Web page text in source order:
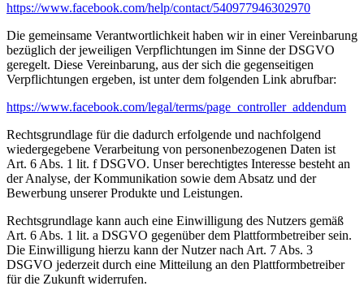
https://www.facebook.com/help/contact/540977946302970
Die gemeinsame Verantwortlichkeit haben wir in einer Vereinbarung
bezüglich der jeweiligen Verpflichtungen im Sinne der DSGVO
geregelt. Diese Vereinbarung, aus der sich die gegenseitigen
Verpflichtungen ergeben, ist unter dem folgenden Link abrufbar:
https://www.facebook.com/legal/terms/page_controller_addendum
Rechtsgrundlage für die dadurch erfolgende und nachfolgend
wiedergegebene Verarbeitung von personenbezogenen Daten ist
Art. 6 Abs. 1 lit. f DSGVO. Unser berechtigtes Interesse besteht an
der Analyse, der Kommunikation sowie dem Absatz und der
Bewerbung unserer Produkte und Leistungen.
Rechtsgrundlage kann auch eine Einwilligung des Nutzers gemäß
Art. 6 Abs. 1 lit. a DSGVO gegenüber dem Plattformbetreiber sein.
Die Einwilligung hierzu kann der Nutzer nach Art. 7 Abs. 3
DSGVO jederzeit durch eine Mitteilung an den Plattformbetreiber
für die Zukunft widerrufen.